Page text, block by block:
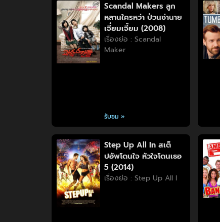
Scandal Makers ลูก
หลานใครหว่า ป่วนซ่านาย
เจี๋ยมเจี้ยม (2008)
เรื่องย่อ : Scandal
Maker
รับชม »
Step Up All In สเต็
ปอัพโดนใจ หัวใจโดนเธอ
5 (2014)
เรื่องย่อ : Step Up All I